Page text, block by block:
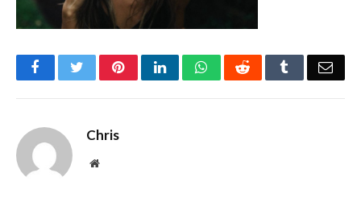
FacebookTwitterPinterestLinkedInWhatsAppReddit Tumblr
Chris
Website